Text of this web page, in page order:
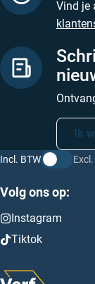
Vind je
Ik
Incl. BTW
Volg ons op:
Instagram
Tiktok